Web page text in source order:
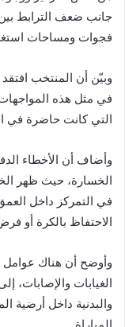
جانب ضعف الترابط
فجوات ومساحات
وبيّن أن المنتخب
في مثل هذه
التي كانت حاضرة في
وأضاف أن الأخطاء
الخسارة، حيث ظهر
في التمركز داخل
الاحتفاظ بالكرة أو
وأوضح أن هناك
الغيابات والإصابات،
والبدنية داخل أرضية
المباراة.